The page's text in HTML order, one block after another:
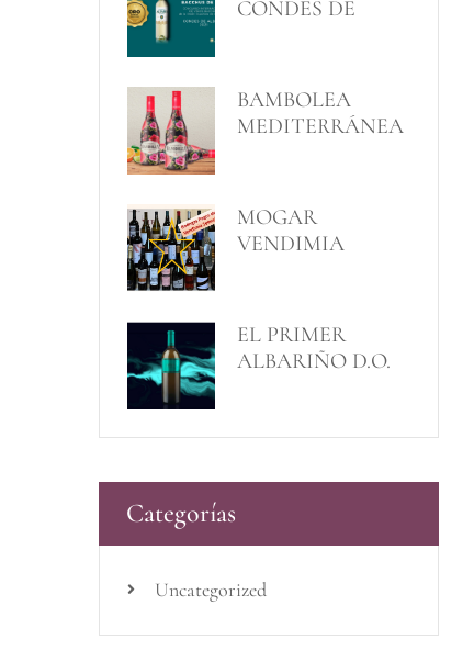
CONDES DE
BAMBOLEA
MEDITERRÁNEA
MOGAR
VENDIMIA
BACCHUS DE
ORO
EL PRIMER
ALBARIÑO D.O.
Categorías
Uncategorized